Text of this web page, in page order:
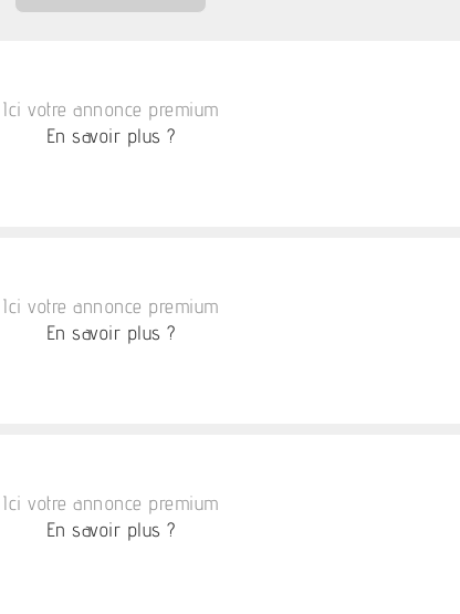
Ici votre annonce premium
En savoir plus ?
Ici votre annonce premium
En savoir plus ?
Ici votre annonce premium
En savoir plus ?